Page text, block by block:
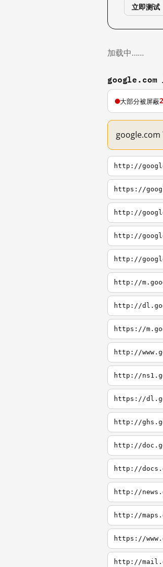
立即测试
加载中……
google.com
大部分被屏蔽
google.com
http://
https://
http://
http://
http://
http://
http://
https://
http://
http://
https://
http://
http://
http://
http://
http://
https://
http://